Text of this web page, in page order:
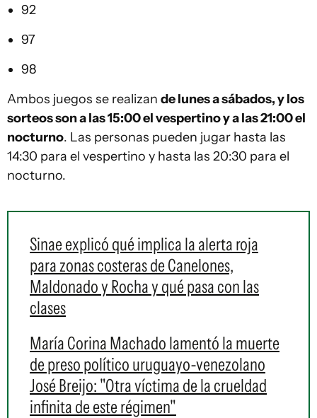
92
97
98
Ambos juegos se realizan de lunes a sábados, y los
sorteos son a las 15:00 el vespertino y a las 21:00 el
nocturno. Las personas pueden jugar hasta las
14:30 para el vespertino y hasta las 20:30 para el
nocturno.
Sinae explicó qué implica la alerta roja
para zonas costeras de Canelones,
Maldonado y Rocha y qué pasa con las
clases
María Corina Machado lamentó la muerte
de preso político uruguayo-venezolano
José Breijo: "Otra víctima de la crueldad
infinita de este régimen"